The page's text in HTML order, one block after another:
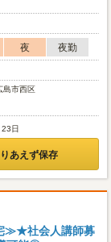
夜
夜勤
市西区
日
あえず保存
≫★社会人講師募